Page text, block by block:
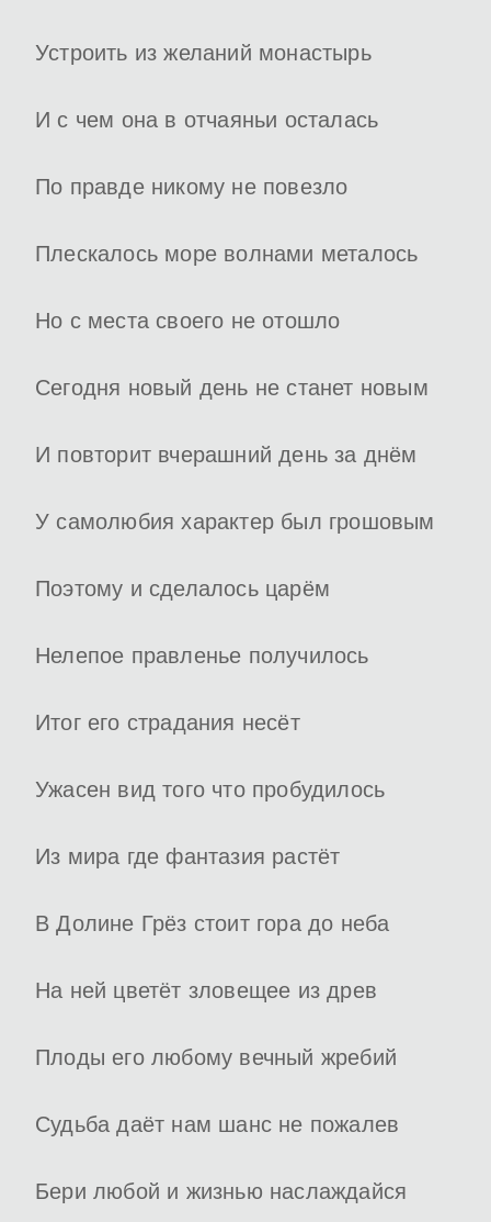
Устроить из желаний монастырь
И с чем она в отчаяньи осталась
По правде никому не повезло
Плескалось море волнами металось
Но с места своего не отошло
Сегодня новый день не станет новым
И повторит вчерашний день за днём
У самолюбия характер был грошовым
Поэтому и сделалось царём
Нелепое правленье получилось
Итог его страдания несёт
Ужасен вид того что пробудилось
Из мира где фантазия растёт
В Долине Грёз стоит гора до неба
На ней цветёт зловещее из древ
Плоды его любому вечный жребий
Судьба даёт нам шанс не пожалев
Бери любой и жизнью наслаждайся